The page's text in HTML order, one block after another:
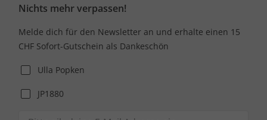
Nichts mehr verpassen!
Melde dich für den Newsletter an und erhalte einen 15
CHF Sofort-Gutschein als Dankeschön
Ulla Popken
JP1880